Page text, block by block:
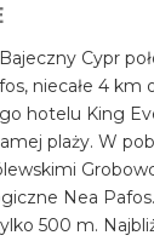
Cypr
niecałe 4 km
hotelu King
plaży. W
Nea
500 m.